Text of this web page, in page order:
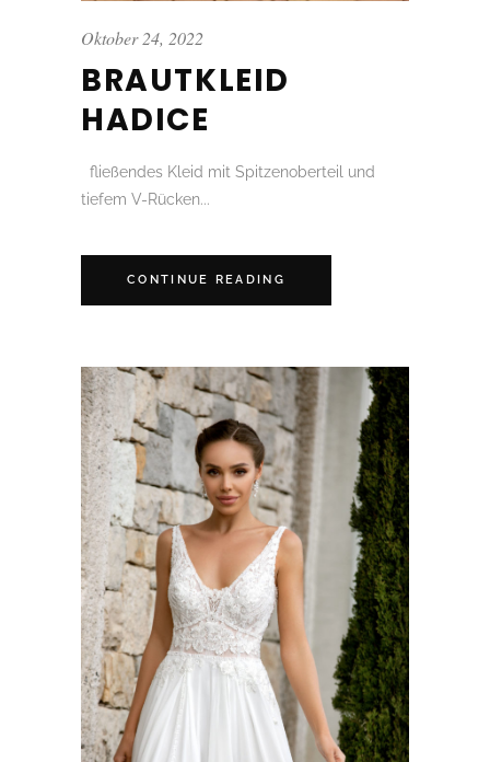
Oktober 24, 2022
BRAUTKLEID
HADICE
fließendes Kleid mit Spitzenoberteil und
tiefem V-Rücken...
CONTINUE READING